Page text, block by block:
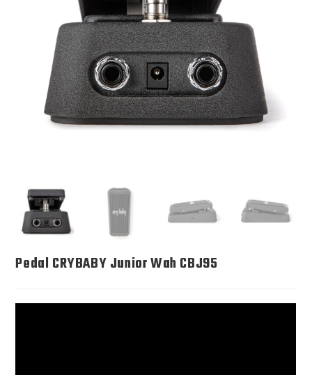
Pedal CRYBABY Junior Wah CBJ95